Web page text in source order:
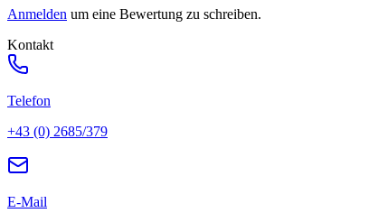
Anmelden um eine Bewertung zu schreiben.
Kontakt
Telefon
+43 (0) 2685/379
E-Mail